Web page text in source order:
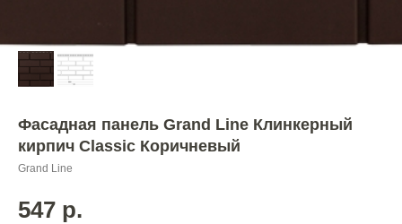
Фасадная панель Grand Line Клинкерный
кирпич Classic Коричневый
Grand Line
547 р.